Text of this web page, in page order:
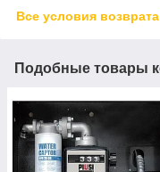
Все условия возврата
Подобные товары